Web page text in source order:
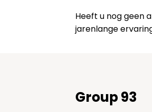
Heeft u nog geen
jarenlange
Group 93